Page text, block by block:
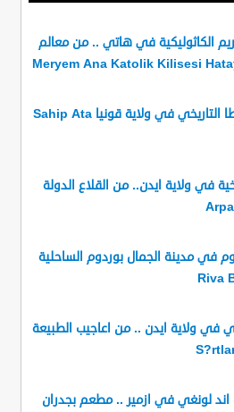
الكاثوليكية في هاتي .. من معالم
تعرف على مجمع شهاب عطا التاريخي في ولاية قونيا Sahip Ata
في ولاية ايدن.. من القلاع الدولة
في مدينة الجمال بوردوم الساحلية
Riva
ولاية ايدن .. من اعاجيب الطبيعة
لونغي في ازمير .. مطعم بجدران